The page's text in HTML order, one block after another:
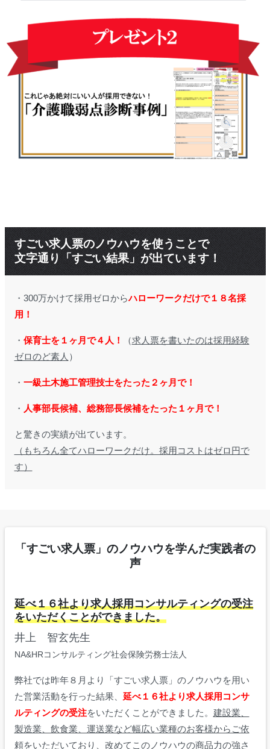
すごい求人票のノウハウを使うことで
文字通り「すごい結果」が出ています！
・300万かけて採用ゼロからハローワークだけで１８名採
用！
・ 保育士を１ヶ月で４人！ （求人票を書いたのは採用経験
ゼロのど素人 ）
・ 一級土木施工管理技士をたった２ヶ月で！
・ 人事部長候補、総務部長候補をたった１ヶ月で！
と驚きの実績が出ています。
（もちろん全てハローワークだけ。採用コストはゼロ円で
す）
「すごい求人票」のノウハウを学んだ実践者の
声
延べ１６社より求人採用コンサルティングの受注
をいただくことができました。
井上 智玄先生
NA&HRコンサルティング社会保険労務士法人
弊社では昨年８月より「すごい求人票」のノウハウを用い
た営業活動を行った結果、 延べ１６社より求人採用コンサ
ルティングの受注をいただくことができました。 建設業、
製造業、飲食業、運送業など幅広い業種のお客様からご依
頼をいただいており、改めてこのノウハウの商品力の強さ